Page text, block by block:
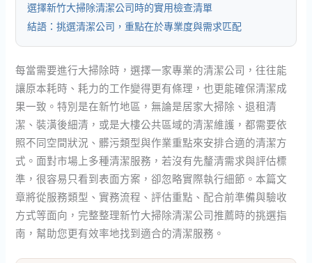
選擇新竹大掃除清潔公司時的實用檢查清單
結語：挑選清潔公司，重點在於專業度與需求匹配
每當需要進行大掃除時，選擇一家專業的清潔公司，往往能
讓原本耗時、耗力的工作變得更有條理，也更能確保清潔成
果一致。特別是在新竹地區，無論是居家大掃除、退租清
潔、裝潢後細清，或是大樓公共區域的清潔維護，都需要依
照不同空間狀況、髒污類型與作業重點來安排合適的清潔方
式。面對市場上多種清潔服務，若沒有先釐清需求與評估標
準，很容易只看到表面方案，卻忽略實際執行細節。本篇文
章將從服務類型、實務流程、評估重點、配合前準備與驗收
方式等面向，完整整理新竹大掃除清潔公司推薦時的挑選指
南，幫助您更有效率地找到適合的清潔服務。